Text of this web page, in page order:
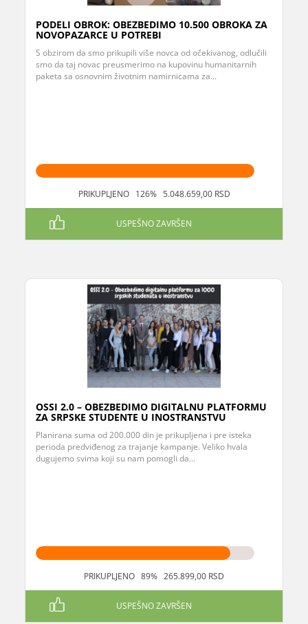
PODELI OBROK: OBEZBEDIMO 10.500 OBROKA ZA
NOVOPAZARCE U POTREBI
S obzirom da smo prikupili više novca od očekivanog, odlučili
smo da taj novac preusmerimo na kupovinu humanitarnih
paketa sa osnovnim životnim namirnicama za...
PRIKUPLJENO 126% 5.048.659,00 RSD
USPEŠNO ZAVRŠEN
OSSI 2.0 – OBEZBEDIMO DIGITALNU PLATFORMU
ZA SRPSKE STUDENTE U INOSTRANSTVU
Planirana suma od 200.000 din je prikupljena i pre isteka
perioda predviđenog za trajanje kampanje. Veliko hvala
dugujemo svima koji su nam pomogli da...
PRIKUPLJENO 89% 265.899,00 RSD
USPEŠNO ZAVRŠEN